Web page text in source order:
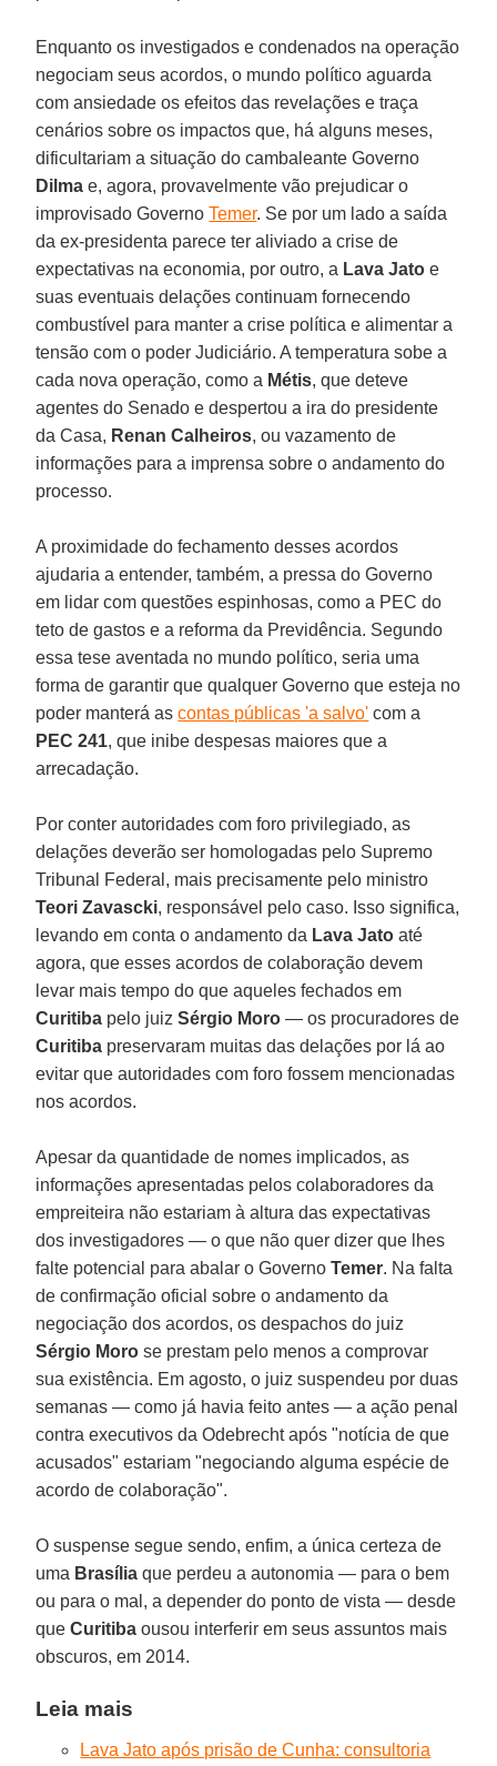
Enquanto os investigados e condenados na operação
negociam seus acordos, o mundo político aguarda
com ansiedade os efeitos das revelações e traça
cenários sobre os impactos que, há alguns meses,
dificultariam a situação do cambaleante Governo
Dilma e, agora, provavelmente vão prejudicar o
improvisado GovernoTemer. Se por um lado a saída
da ex-presidenta parece ter aliviado a crise de
expectativas na economia, por outro, a Lava Jato e
suas eventuais delações continuam fornecendo
combustível para manter a crise política e alimentar a
tensão com o poder Judiciário. A temperatura sobe a
cada nova operação, como a Métis, que deteve
agentes do Senado e despertou a ira do presidente
da Casa, Renan Calheiros, ou vazamento de
informações para a imprensa sobre o andamento do
processo.
A proximidade do fechamento desses acordos
ajudaria a entender, também, a pressa do Governo
em lidar com questões espinhosas, como a PEC do
teto de gastos e a reforma da Previdência. Segundo
essa tese aventada no mundo político, seria uma
forma de garantir que qualquer Governo que esteja no
poder manterá ascontas públicas 'a salvo' com a
PEC 241, que inibe despesas maiores que a
arrecadação.
Por conter autoridades com foro privilegiado, as
delações deverão ser homologadas pelo Supremo
Tribunal Federal, mais precisamente pelo ministro
Teori Zavascki, responsável pelo caso. Isso significa,
levando em conta o andamento da Lava Jato até
agora, que esses acordos de colaboração devem
levar mais tempo do que aqueles fechados em
Curitiba pelo juizSérgio Moro — os procuradores de
Curitiba preservaram muitas das delações por lá ao
evitar que autoridades com foro fossem mencionadas
nos acordos.
Apesar da quantidade de nomes implicados, as
informações apresentadas pelos colaboradores da
empreiteira não estariam à altura das expectativas
dos investigadores — o que não quer dizer que lhes
falte potencial para abalar o GovernoTemer. Na falta
de confirmação oficial sobre o andamento da
negociação dos acordos, os despachos do juiz
Sérgio Moro se prestam pelo menos a comprovar
sua existência. Em agosto, o juiz suspendeu por duas
semanas — como já havia feito antes — a ação penal
contra executivos da Odebrecht após "notícia de que
acusados" estariam "negociando alguma espécie de
acordo de colaboração".
O suspense segue sendo, enfim, a única certeza de
uma Brasília que perdeu a autonomia — para o bem
ou para o mal, a depender do ponto de vista — desde
queCuritiba ousou interferir em seus assuntos mais
obscuros, em 2014.
Leia mais
Lava Jato após prisão de Cunha: consultoria